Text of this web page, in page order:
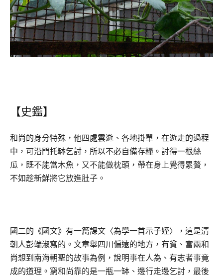
【史鑑】
和尚的身分特殊，他四處雲遊、各地掛單，在遊走的過程
中，可沿門托缽乞討，所以不必自備存糧。討得一根絲
瓜，既不能當木魚，又不能做枕頭，帶在身上覺得累贅，
不如趁新鮮將它放進肚子。
國二的《國文》有一篇課文〈為學一首示子姪〉，這是清
朝人彭端淑寫的。文章舉四川偏遠的地方，有貧、富兩和
尚想到南海朝聖的故事為例，說明事在人為、有志者事竟
成的道理。窮和尚靠的是一瓶一缽、邊行走邊乞討，最後